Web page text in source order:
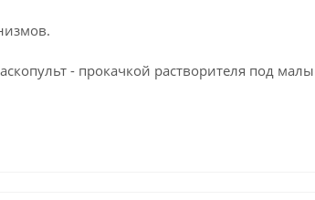
- прокачкой растворителя под